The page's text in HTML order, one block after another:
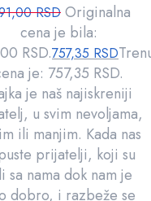
RSD Originalna
cena je bila:
RSD.757,35 RSD
je: 757,35 RSD.
je naš najiskreniji
u svim nevoljama,
ili manjim. Kada nas
prijatelji, koji su
sa nama dok nam je
dobro, i razbeže se